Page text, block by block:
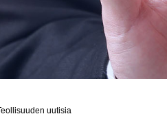
uutisia